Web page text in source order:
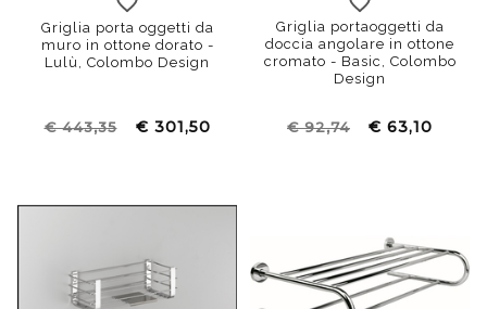
Griglia porta oggetti da
muro in ottone dorato -
Lulù, Colombo Design
€ 443,35 € 301,50
Griglia portaoggetti da
doccia angolare in ottone
cromato - Basic, Colombo
Design
€ 92,74 € 63,10